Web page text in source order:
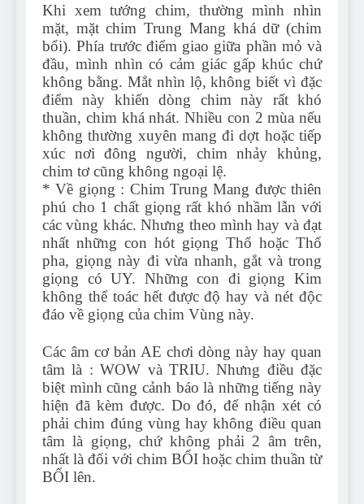
Khi xem tướng chim, thường mình nhìn
mặt, mặt chim Trung Mang khá dữ (chim
bổi). Phía trước điểm giao giữa phần mỏ và
đầu, mình nhìn có cảm giác gấp khúc chứ
không bằng. Mắt nhìn lộ, không biết vì đặc
điểm này khiến dòng chim này rất khó
thuần, chim khá nhát. Nhiều con 2 mùa nếu
không thường xuyên mang đi dợt hoặc tiếp
xúc nơi đông người, chim nhảy khủng,
chim tơ cũng không ngoại lệ.
* Về giọng : Chim Trung Mang được thiên
phú cho 1 chất giọng rất khó nhầm lẫn với
các vùng khác. Nhưng theo mình hay và đạt
nhất những con hót giọng Thổ hoặc Thổ
pha, giọng này đi vừa nhanh, gắt và trong
giọng có UY. Những con đi giọng Kim
không thể toác hết được độ hay và nét độc
đáo về giọng của chim Vùng này.
Các âm cơ bản AE chơi dòng này hay quan
tâm là : WOW và TRIU. Nhưng điều đặc
biệt mình cũng cảnh báo là những tiếng này
hiện đã kèm được. Do đó, để nhận xét có
phải chim đúng vùng hay không điều quan
tâm là giọng, chứ không phải 2 âm trên,
nhất là đối với chim BỔI hoặc chim thuần từ
BỔI lên.